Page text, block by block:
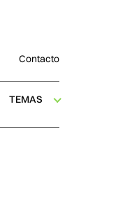
Contacto
TEMAS